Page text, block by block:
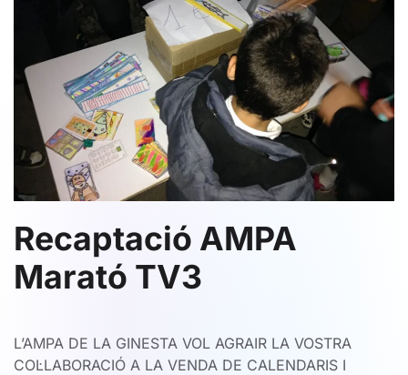
Recaptació AMPA
Marató TV3
L’AMPA DE LA GINESTA VOL AGRAIR LA VOSTRA
COL·LABORACIÓ A LA VENDA DE CALENDARIS I